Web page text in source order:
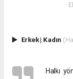
Erkek| Kadın
Halkı